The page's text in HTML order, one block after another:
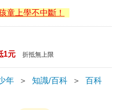
童上學不中斷！
1元 折抵無上限
年 ＞ 知識/百科 ＞ 百科